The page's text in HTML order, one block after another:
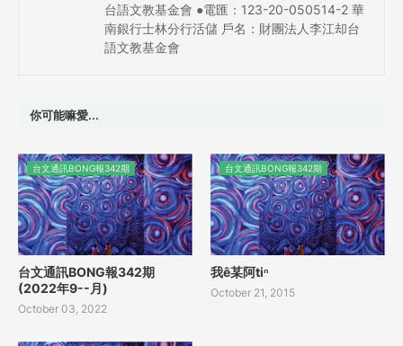
台語文教基金會 ●電匯：123-20-050514-2 華
南銀行士林分行活儲 戶名：財團法人李江却台
語文教基金會
你可能嘛愛...
台文通訊BONG報342期
台文通訊BONG報342期
(2022年9--月)
October 03, 2022
台文通訊BONG報342期
我ê某阿tiⁿ
October 21, 2015